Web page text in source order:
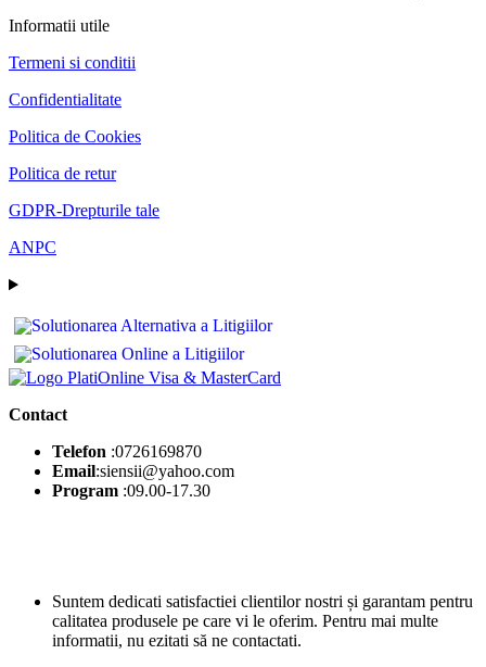
Informatii utile
Termeni si conditii
Confidentialitate
Politica de Cookies
Politica de retur
GDPR-Drepturile tale
ANPC
Contact
Telefon :0726169870
Email:siensii@yahoo.com
Program :09.00-17.30
Suntem dedicati satisfactiei clientilor nostri și garantam pentru
calitatea produsele pe care vi le oferim. Pentru mai multe
informatii, nu ezitati să ne contactati.